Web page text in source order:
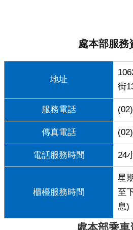
處本部服務
地址
街
服務電話
傳真電話
電話服務時間 24
櫃檯服務時間
星
至
息)
處本部乘車